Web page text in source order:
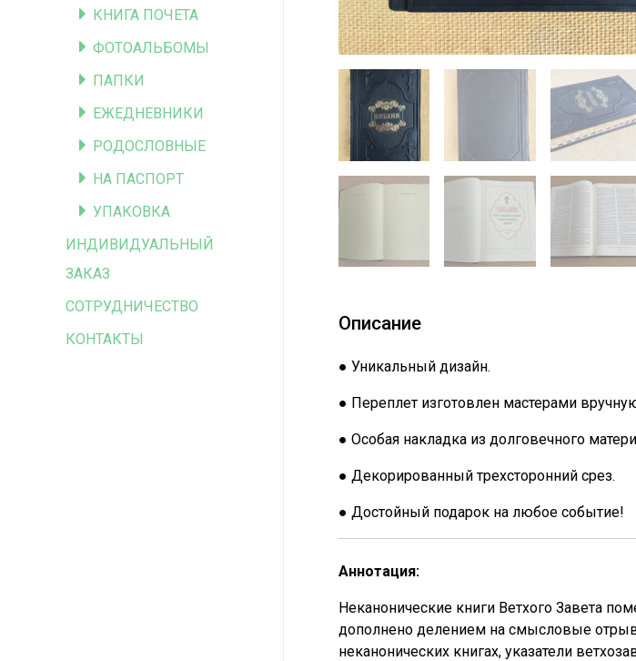
КНИГА ПОЧЕТА
ФОТОАЛЬБОМЫ
ПАПКИ
ЕЖЕДНЕВНИКИ
РОДОСЛОВНЫЕ
НА ПАСПОРТ
УПАКОВКА
ИНДИВИДУАЛЬНЫЙ
ЗАКАЗ
СОТРУДНИЧЕСТВО
КОНТАКТЫ
Описание
● Уникальный дизайн.
● Переплет изготовлен мастерами
● Особая накладка из долговечного
● Декорированный трехсторонний срез.
● Достойный подарок на любое событие!
Аннотация:
Неканонические книги Ветхого Завета
дополнено делением на смысловые
неканонических книгах, указатели